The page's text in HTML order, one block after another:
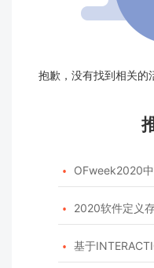
抱歉，没有找到相关的
 OFweek2020
 2020软件定义
 基于INTERACTION